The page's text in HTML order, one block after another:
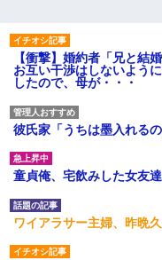
【衝撃】婚約者「兄と結
お互い干渉はしないよう
したので、母が・・・
彼氏家「うちは墨入れる
童貞俺、宅飲みした女友
ワイアラサー主婦、昨晩